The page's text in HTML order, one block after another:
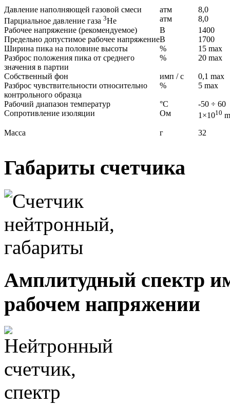
Давление наполняющей газовой смеси атм
8,0
Парциальное давление газа 3Не атм
8,0
Рабочее напряжение (рекомендуемое)
В
1400
Предельно допустимое рабочее напряжениеВ
1700
Ширина пика на половине высоты
%
15 max
Разброс положения пика от среднего
значения в партии
% 20 max
Собственный фон имп / с
0,1 max
Разброс чувствительности относительно
контрольного образца
% 5 max
Рабочий диапазон температур °С
-50 ÷ 60
Сопротивление изоляции
Ом 1×1010
Масса
г 32
Габариты счетчика
Амплитудный спектр
рабочем напряжении